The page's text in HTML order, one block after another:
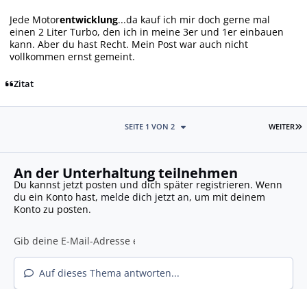
Jede Motorentwicklung...da kauf ich mir doch gerne mal
einen 2 Liter Turbo, den ich in meine 3er und 1er einbauen
kann. Aber du hast Recht. Mein Post war auch nicht
vollkommen ernst gemeint.
Zitat
WEITER
SEITE 1 VON 2
An der Unterhaltung teilnehmen
Du kannst jetzt posten und dich später registrieren. Wenn
du ein Konto hast, melde dich jetzt an, um mit deinem
Konto zu posten.
Auf dieses Thema antworten...